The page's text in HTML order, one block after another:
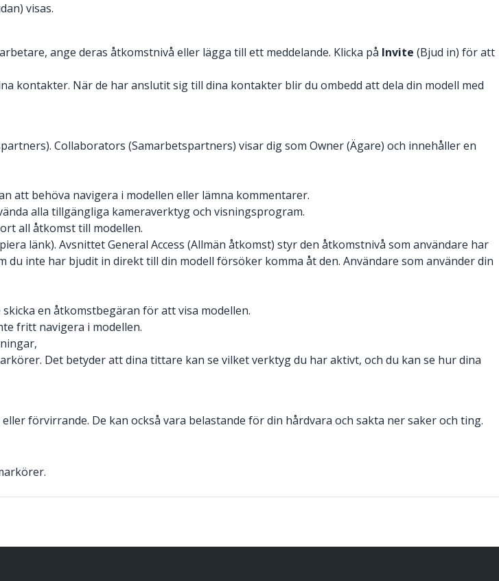
visas.
ange deras åtkomstnivå eller lägga till ett meddelande. Klicka på Invite (Bjud in) för att
kontakter. När de har anslutit sig till dina kontakter blir du ombedd att dela din modell med
Collaborators (Samarbetspartners) visar dig som Owner (Ägare) och innehåller en
att behöva navigera i modellen eller lämna kommentarer.
alla tillgängliga kameraverktyg och visningsprogram.
all åtkomst till modellen.
länk). Avsnittet General Access (Allmän åtkomst) styr den åtkomstnivå som användare har
inte har bjudit in direkt till din modell försöker komma åt den. Användare som använder din
en åtkomstbegäran för att visa modellen.
fritt navigera i modellen.
Det betyder att dina tittare kan se vilket verktyg du har aktivt, och du kan se hur dina
förvirrande. De kan också vara belastande för din hårdvara och sakta ner saker och ting.